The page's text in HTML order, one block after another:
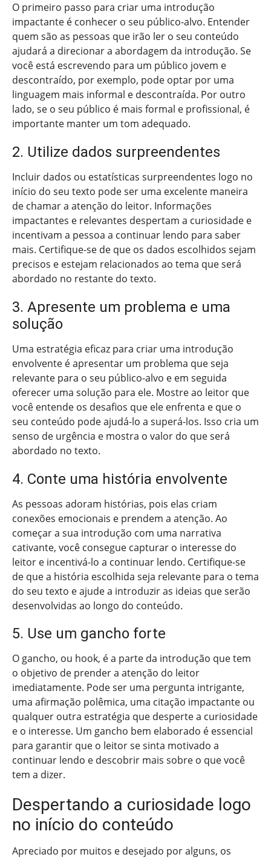
O primeiro passo para criar uma introdução
impactante é conhecer o seu público-alvo. Entender
quem são as pessoas que irão ler o seu conteúdo
ajudará a direcionar a abordagem da introdução. Se
você está escrevendo para um público jovem e
descontraído, por exemplo, pode optar por uma
linguagem mais informal e descontraída. Por outro
lado, se o seu público é mais formal e profissional, é
importante manter um tom adequado.
2. Utilize dados surpreendentes
Incluir dados ou estatísticas surpreendentes logo no
início do seu texto pode ser uma excelente maneira
de chamar a atenção do leitor. Informações
impactantes e relevantes despertam a curiosidade e
incentivam a pessoa a continuar lendo para saber
mais. Certifique-se de que os dados escolhidos sejam
precisos e estejam relacionados ao tema que será
abordado no restante do texto.
3. Apresente um problema e uma
solução
Uma estratégia eficaz para criar uma introdução
envolvente é apresentar um problema que seja
relevante para o seu público-alvo e em seguida
oferecer uma solução para ele. Mostre ao leitor que
você entende os desafios que ele enfrenta e que o
seu conteúdo pode ajudá-lo a superá-los. Isso cria um
senso de urgência e mostra o valor do que será
abordado no texto.
4. Conte uma história envolvente
As pessoas adoram histórias, pois elas criam
conexões emocionais e prendem a atenção. Ao
começar a sua introdução com uma narrativa
cativante, você consegue capturar o interesse do
leitor e incentivá-lo a continuar lendo. Certifique-se
de que a história escolhida seja relevante para o tema
do seu texto e ajude a introduzir as ideias que serão
desenvolvidas ao longo do conteúdo.
5. Use um gancho forte
O gancho, ou hook, é a parte da introdução que tem
o objetivo de prender a atenção do leitor
imediatamente. Pode ser uma pergunta intrigante,
uma afirmação polêmica, uma citação impactante ou
qualquer outra estratégia que desperte a curiosidade
e o interesse. Um gancho bem elaborado é essencial
para garantir que o leitor se sinta motivado a
continuar lendo e descobrir mais sobre o que você
tem a dizer.
Despertando a curiosidade logo
no início do conteúdo
Apreciado por muitos e desejado por alguns, os